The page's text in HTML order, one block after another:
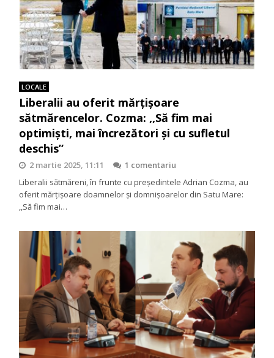
LOCALE
Liberalii au oferit mărțișoare
sătmărencelor. Cozma: ,,Să fim mai
optimiști, mai încrezători și cu sufletul
deschis”
2 martie 2025, 11:11
1 comentariu
Liberalii sătmăreni, în frunte cu președintele Adrian Cozma, au
oferit mărțișoare doamnelor și domnișoarelor din Satu Mare:
,,Să fim mai…